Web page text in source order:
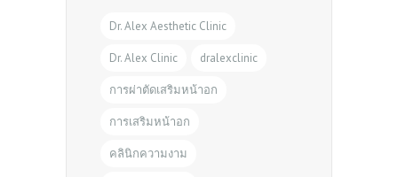
Dr. Alex Aesthetic Clinic
Dr. Alex Clinic dralexclinic
การผ่าตัดเสริมหน้าอก
การเสริมหน้าอก
คลินิกความงาม